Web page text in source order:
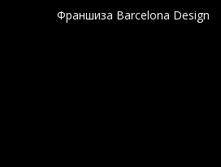
Франшиза Barcelona Design